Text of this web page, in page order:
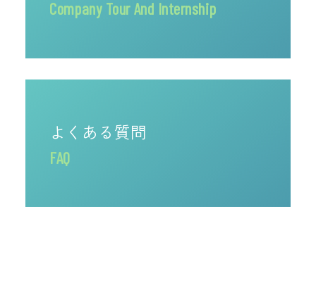
Company Tour And Internship
よくある質問
FAQ